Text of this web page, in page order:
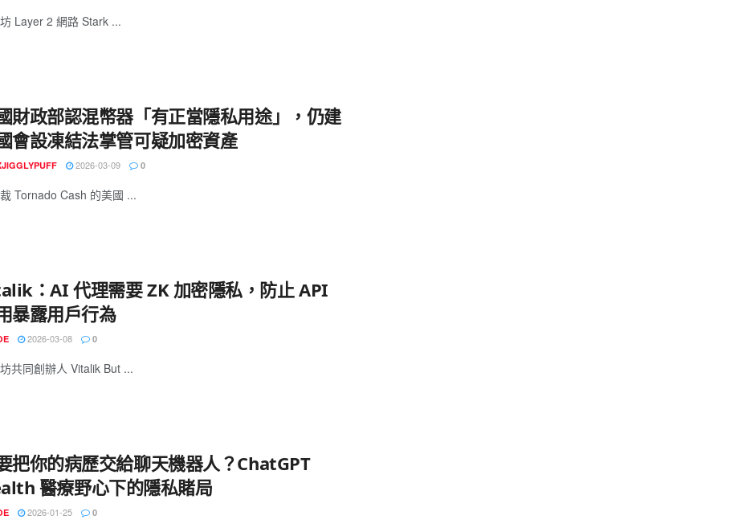
Layer 2 網路 Stark ...
財政部認混幣器「有正當隱私用途」，仍建
會設凍結法掌管可疑加密資產
2026-03-09 0
Tornado Cash 的美國 ...
：AI 代理需要 ZK 加密隱私，防止 API
暴露用戶行為
2026-03-08 0
共同創辦人 Vitalik But ...
把你的病歷交給聊天機器人？ChatGPT
醫療野心下的隱私賭局
2026-01-25 0